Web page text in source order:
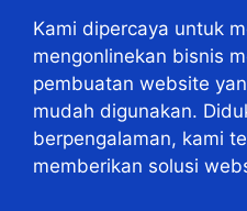
Kami dipercaya untuk
mengonlinekan bisnis
pembuatan website
mudah digunakan.
berpengalaman, kami
memberikan solusi